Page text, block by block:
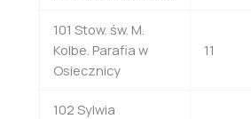
101 Stow. św. M.
Kolbe. Parafia w
Osiecznicy
11
102 Sylwia